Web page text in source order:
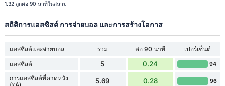
1.32 ลูกต่อ 90 นาทีในสนาม
สถิติการแอสซิสต์ การจ่ายบอล และการสร้างโอกาส
แอสซิสต์และจ่ายบอล รวม ต่อ 90 นาที
เปอร์เซ็นต์
แอสซิสต์
5 0.24 94
การแอสซิสต์ที่คาดหวัง
5.69 0.28 96